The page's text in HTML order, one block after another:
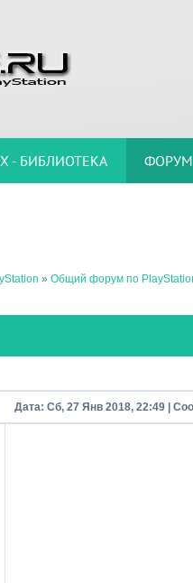
- БИБЛИОТЕКА ФОРУМ
» Общий форум по
Дата: Сб, 27 Янв 2018, 22:49 |